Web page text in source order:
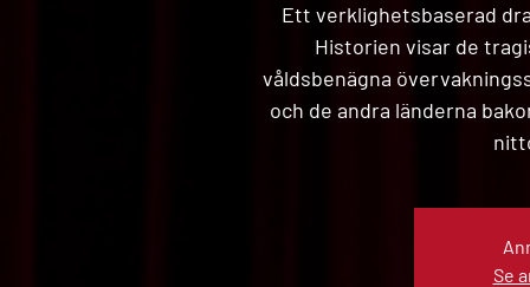
Ett verklighetsbaserad
Historien visar de
våldsbenägna
och de andra länderna
Se